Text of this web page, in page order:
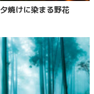
夕焼けに染まる野花